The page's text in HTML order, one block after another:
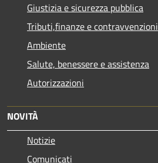
Giustizia e sicurezza pubblica
Tributi,finanze e contravvenzioni
Ambiente
Salute, benessere e assistenza
Autorizzazioni
NOVITÀ
Notizie
Comunicati